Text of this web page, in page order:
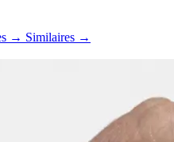
→ Similaires →